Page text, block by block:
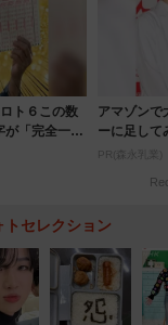
ト６この数
が「完全一
アマゾンで
ーに足して
PR(森永乳業)
トセレクション